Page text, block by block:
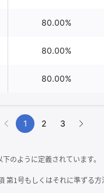
80.00%
80.00%
80.00%
1 2 3
のように定義されています。
第1号もしくはそれに準ずる